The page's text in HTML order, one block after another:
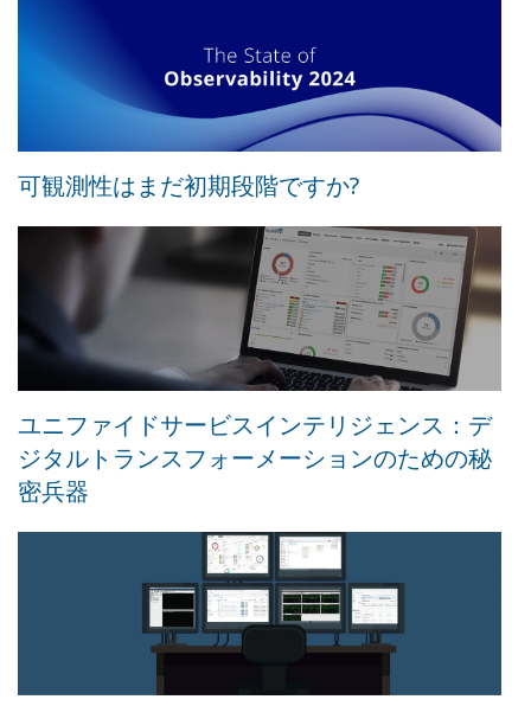
可観測性はまだ初期段階ですか?
ユニファイドサービスインテリジェンス：デ
ジタルトランスフォーメーションのための秘
密兵器